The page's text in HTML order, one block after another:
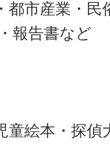
都市産業・民
報告書など
童絵本・探